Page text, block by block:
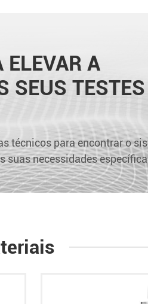
ELEVAR A
SEUS
técnicos para encontrar o
suas necessidades